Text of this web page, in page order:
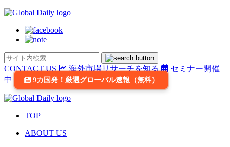
CONTACT US 海外市場リサーチを知る
セミナー開催
中
9カ国発！厳選グローバル速報（無料）
TOP
ABOUT US